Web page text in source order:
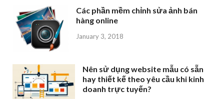
Các phần mềm chỉnh sửa ảnh bán
hàng online
January 3, 2018
Nên sử dụng website mẫu có sẵn
hay thiết kế theo yêu cầu khi kinh
doanh trực tuyến?